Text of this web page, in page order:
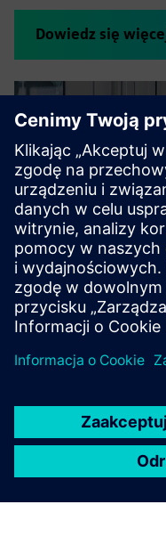
Dowiedz się